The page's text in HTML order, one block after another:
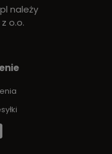
należy
o.o.